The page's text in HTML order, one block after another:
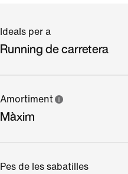
Ideals per a
Running de carretera
Amortiment
Màxim
Pes de les sabatilles